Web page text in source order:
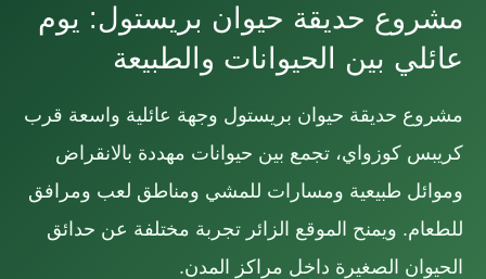
مشروع حديقة حيوان بريستول: يوم
عائلي بين الحيوانات والطبيعة
مشروع حديقة حيوان بريستول وجهة عائلية واسعة قرب
كريبس كوزواي، تجمع بين حيوانات مهددة بالانقراض
وموائل طبيعية ومسارات للمشي ومناطق لعب ومرافق
للطعام. ويمنح الموقع الزائر تجربة مختلفة عن حدائق
الحيوان الصغيرة داخل مراكز المدن.